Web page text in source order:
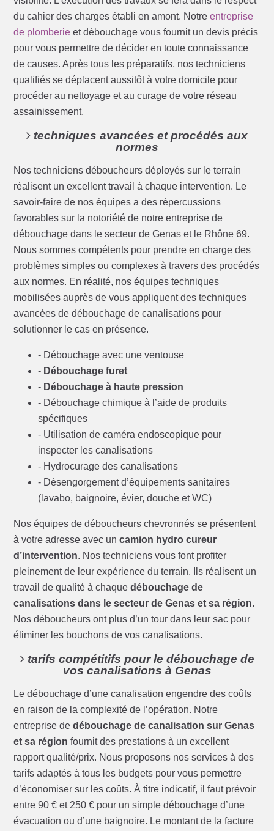
du cahier des charges établi en amont. Notreentreprise
de plomberie et débouchage vous fournit un devis précis
pour vous permettre de décider en toute connaissance
de causes. Après tous les préparatifs, nos techniciens
qualifiés se déplacent aussitôt à votre domicile pour
procéder au nettoyage et au curage de votre réseau
assainissement.
techniques avancées et procédés aux
normes
Nos techniciens déboucheurs déployés sur le terrain
réalisent un excellent travail à chaque intervention. Le
savoir-faire de nos équipes a des répercussions
favorables sur la notoriété de notre entreprise de
débouchage dans le secteur de Genas et le Rhône 69.
Nous sommes compétents pour prendre en charge des
problèmes simples ou complexes à travers des procédés
aux normes. En réalité, nos équipes techniques
mobilisées auprès de vous appliquent des techniques
avancées de débouchage de canalisations pour
solutionner le cas en présence.
- Débouchage avec une ventouse
- Débouchage furet
- Débouchage à haute pression
- Débouchage chimique à l’aide de produits
spécifiques
- Utilisation de caméra endoscopique pour
inspecter les canalisations
- Hydrocurage des canalisations
- Désengorgement d’équipements sanitaires
(lavabo, baignoire, évier, douche et WC)
Nos équipes de déboucheurs chevronnés se présentent
à votre adresse avec uncamion hydro cureur
d’intervention. Nos techniciens vous font profiter
pleinement de leur expérience du terrain. Ils réalisent un
travail de qualité à chaquedébouchage de
canalisations dans le secteur de Genas et sa région.
Nos déboucheurs ont plus d’un tour dans leur sac pour
éliminer les bouchons de vos canalisations.
tarifs compétitifs pour le débouchage de
vos canalisations à Genas
Le débouchage d’une canalisation engendre des coûts
en raison de la complexité de l’opération. Notre
entreprise dedébouchage de canalisation sur Genas
et sa région fournit des prestations à un excellent
rapport qualité/prix. Nous proposons nos services à des
tarifs adaptés à tous les budgets pour vous permettre
d’économiser sur les coûts. À titre indicatif, il faut prévoir
entre 90 € et 250 € pour un simple débouchage d’une
évacuation ou d’une baignoire. Le montant de la facture